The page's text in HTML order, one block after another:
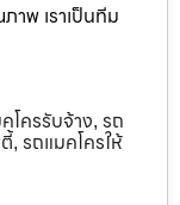
าพ เราเป็นทีม
โครรับจ้าง, รถ
, รถแมคโครให้